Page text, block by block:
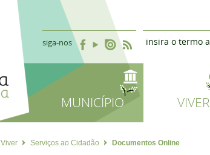
siga-nos
MUNICÍPIO VIVER
Viver Serviços ao Cidadão Documentos Online